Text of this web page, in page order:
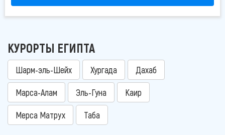
КУРОРТЫ ЕГИПТА
Шарм-эль-Шейх Хургада Дахаб
Марса-Алам Эль-Гуна Каир
Мерса Матрух Таба